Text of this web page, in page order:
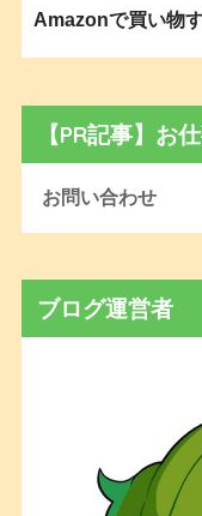
Amazonで買い物
【PR記事】お
お問い合わせ
ブログ運営者